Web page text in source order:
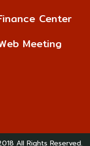
Center
Meeting
All Rights Reserved.